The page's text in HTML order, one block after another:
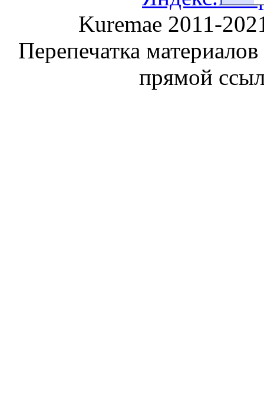
Kuremae 2011-
Перепечатка
прямой